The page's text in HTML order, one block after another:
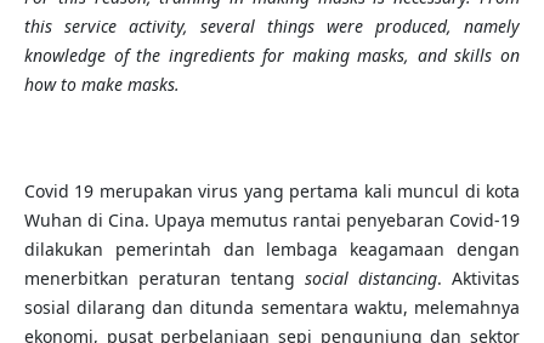
this service activity, several things were produced, namely
knowledge of the ingredients for making masks, and skills on
how to make masks.
Covid 19 merupakan virus yang pertama kali muncul di kota
Wuhan di Cina. Upaya memutus rantai penyebaran Covid-19
dilakukan pemerintah dan lembaga keagamaan dengan
menerbitkan peraturan tentangsocial distancing. Aktivitas
sosial dilarang dan ditunda sementara waktu, melemahnya
ekonomi, pusat perbelanjaan sepi pengunjung dan sektor